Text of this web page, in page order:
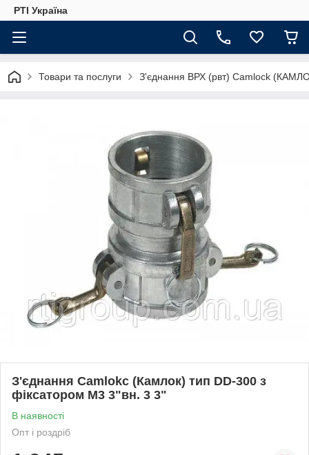
РТІ Україна
Товари та послуги З'єднання ВРХ (рвт) Camlock
З'єднання Camlokc (Камлок) тип DD-300 з
фіксатором М3 3"вн. 3 3"
В наявності
Опт і роздріб